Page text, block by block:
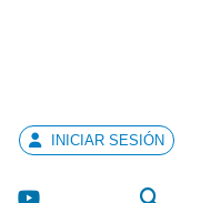
y bronce para Panamá
INICIAR SESIÓN